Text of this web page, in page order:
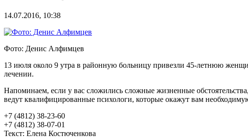
14.07.2016, 10:38
Фото: Денис Алфимцев
13 июля около 9 утра в районную больницу привезли 45-летнюю
лечении.
Напоминаем, если у вас сложились сложные жизненные
ведут квалифицированные психологи, которые окажут вам
+7 (4812) 38-23-60
+7 (4812) 38-07-01
Текст: Елена Костюченкова